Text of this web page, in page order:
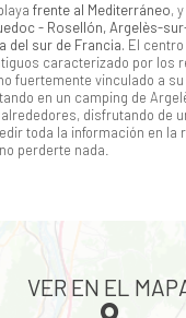
frente al Mediterráneo,
- Rosellón, Argelès-
del sur de Francia. El
caracterizado por los
fuertemente vinculado a
en un camping de
disfrutando de
toda la información en la
perderte nada.
VER EN EL